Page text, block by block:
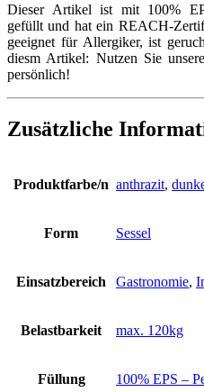
Dieser Artikel ist mit 100%
gefüllt und hat ein REACH-
geeignet für Allergiker, ist
diesm Artikel: Nutzen Sie unsere
persönlich!
Zusätzliche
Produktfarbe/n anthrazit,
Form Sessel
Einsatzbereich Gastronomie,
Belastbarkeit max. 120kg
Füllung 100% EPS –